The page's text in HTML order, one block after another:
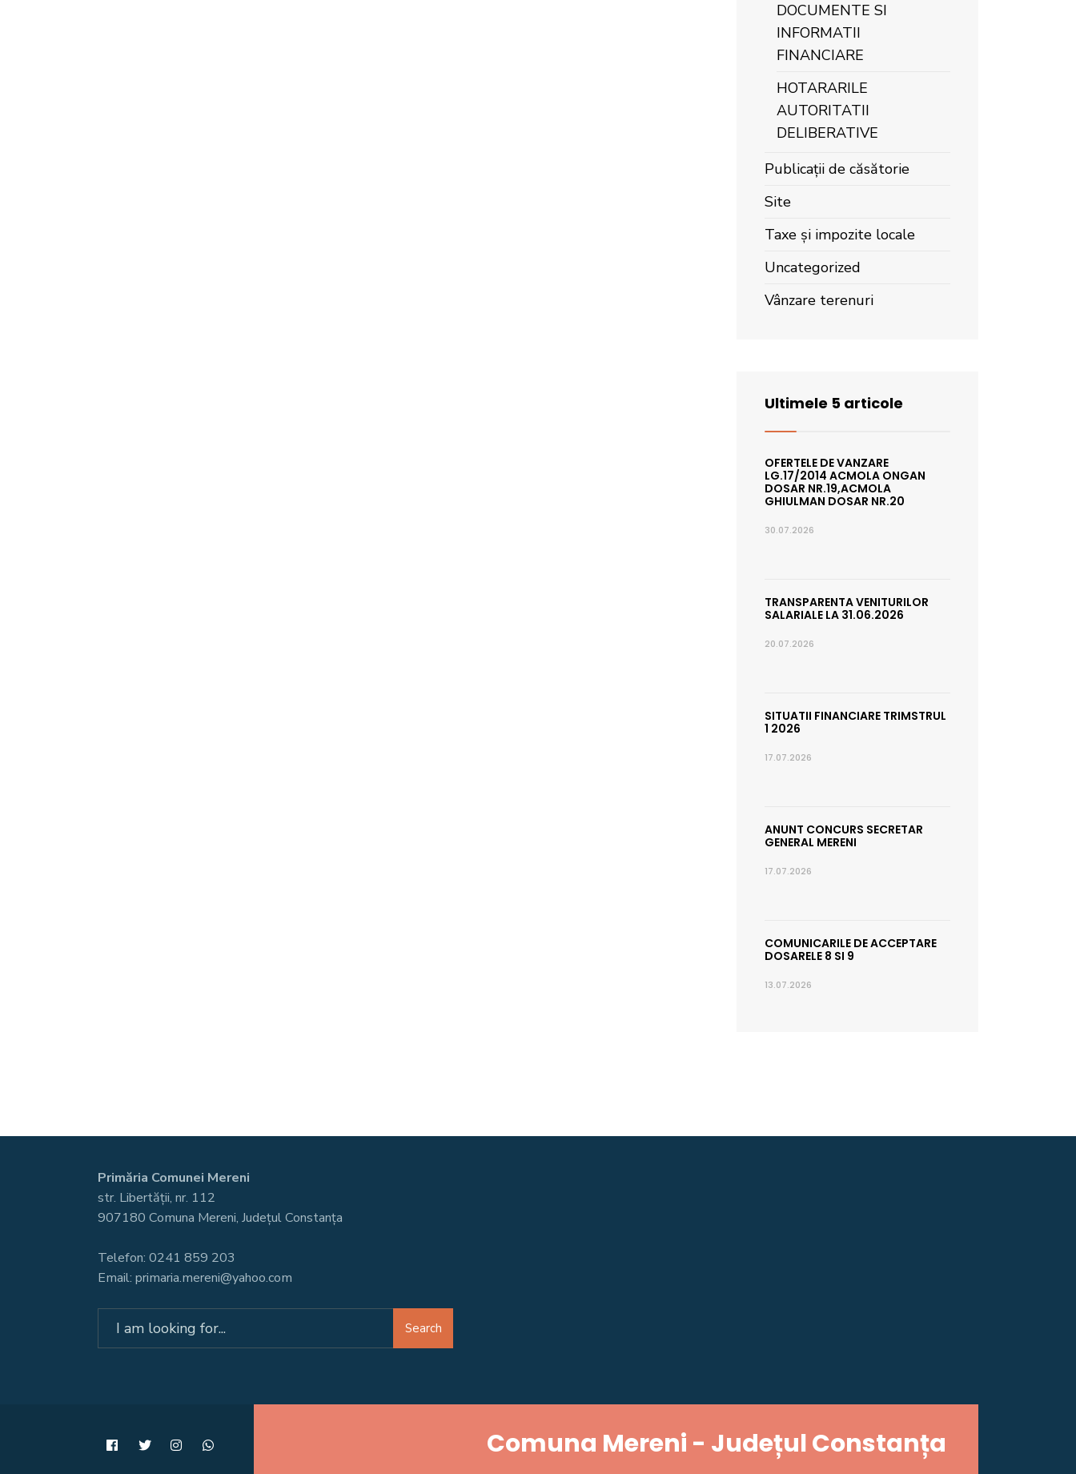
DOCUMENTE SI
INFORMATII
FINANCIARE
HOTARARILE
AUTORITATII
DELIBERATIVE
Publicații de căsătorie
Site
Taxe și impozite locale
Uncategorized
Vânzare terenuri
Ultimele 5 articole
OFERTELE DE VANZARE
LG.17/2014 ACMOLA ONGAN
DOSAR NR.19,ACMOLA
GHIULMAN DOSAR NR.20
30.07.2026
TRANSPARENTA VENITURILOR
SALARIALE LA 31.06.2026
20.07.2026
SITUATII FINANCIARE TRIMSTRUL
1 2026
17.07.2026
ANUNT CONCURS SECRETAR
GENERAL MERENI
17.07.2026
COMUNICARILE DE ACCEPTARE
DOSARELE 8 SI 9
13.07.2026
Primăria Comunei Mereni
str. Libertății, nr. 112
907180 Comuna Mereni, Județul Constanța
Telefon: 0241 859 203
Email: primaria.mereni@yahoo.com
Search
Comuna Mereni - Județul Constanța